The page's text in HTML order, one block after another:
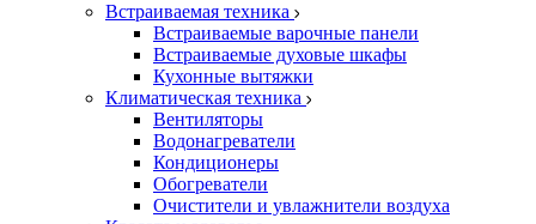
Встраиваемая техника
Встраиваемые варочные панели
Встраиваемые духовые шкафы
Кухонные вытяжки
Климатическая техника
Вентиляторы
Водонагреватели
Кондиционеры
Обогреватели
Очистители и увлажнители воздуха